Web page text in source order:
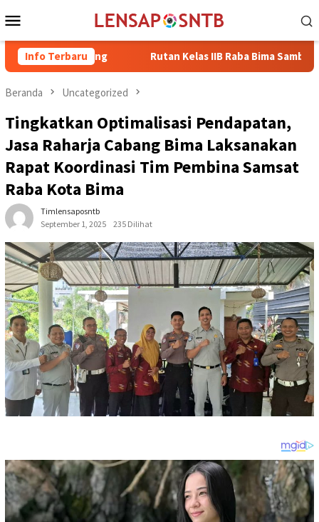
ke
Mobile
Info TerbaruRutan Kelas IIB Raba Bima Sambut Kunjungan
Beranda Uncategorized
Tingkatkan Optimalisasi Pendapatan,
Jasa Raharja Cabang Bima Laksanakan
Rapat Koordinasi Tim Pembina Samsat
Raba Kota Bima
Timlensaposntb
September 1, 2025
235 Dilihat